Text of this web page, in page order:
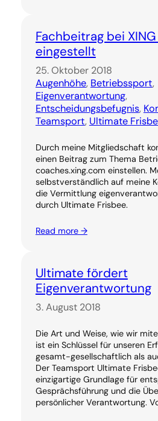
Fachbeitrag bei
eingestellt
25. Oktober 2018
Augenhöhe, Betriebssport,
Eigenverantwortung,
Entscheidungsbefugnis,
Teamsport, Ultimate
Durch meine Mitgliedschaft
einen Beitrag zum Thema
coaches.xing.com einstellen.
selbstverständlich auf meine
die Vermittlung
durch Ultimate Frisbee.
Read more →
Ultimate fördert
Eigenverantwortung
3. August 2018
Die Art und Weise, wie wir
ist ein Schlüssel für unseren
gesamt-gesellschaftlich als
Der Teamsport Ultimate
einzigartige Grundlage für
Gesprächsführung und die
persönlicher Verantwortung.